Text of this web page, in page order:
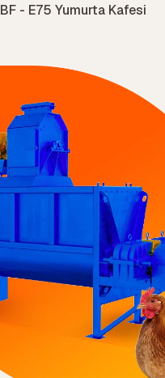
BF - E75 Yumurta Kafesi